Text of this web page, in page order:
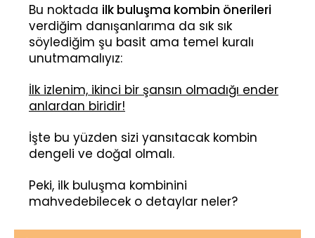
Bu noktada ilk buluşma kombin önerileri
verdiğim danışanlarıma da sık sık
söylediğim şu basit ama temel kuralı
unutmamalıyız:
İlk izlenim, ikinci bir şansın olmadığı ender
anlardan biridir!
İşte bu yüzden sizi yansıtacak kombin
dengeli ve doğal olmalı.
Peki, ilk buluşma kombinini
mahvedebilecek o detaylar neler?